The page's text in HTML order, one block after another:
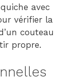
avec
vérifier la
couteau
propre.